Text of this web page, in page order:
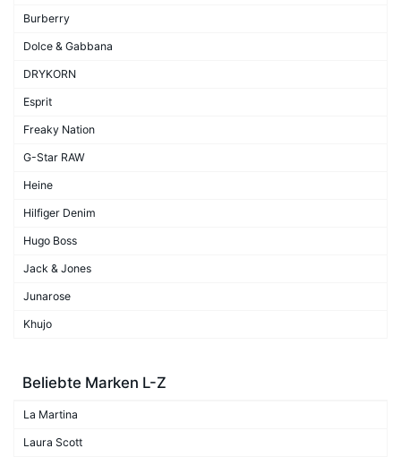
Burberry
Dolce & Gabbana
DRYKORN
Esprit
Freaky Nation
G-Star RAW
Heine
Hilfiger Denim
Hugo Boss
Jack & Jones
Junarose
Khujo
Beliebte Marken L-Z
La Martina
Laura Scott